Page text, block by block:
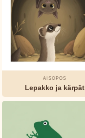
AISOPOS
Lepakko ja kärpät